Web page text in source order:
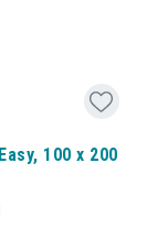
100 x 200